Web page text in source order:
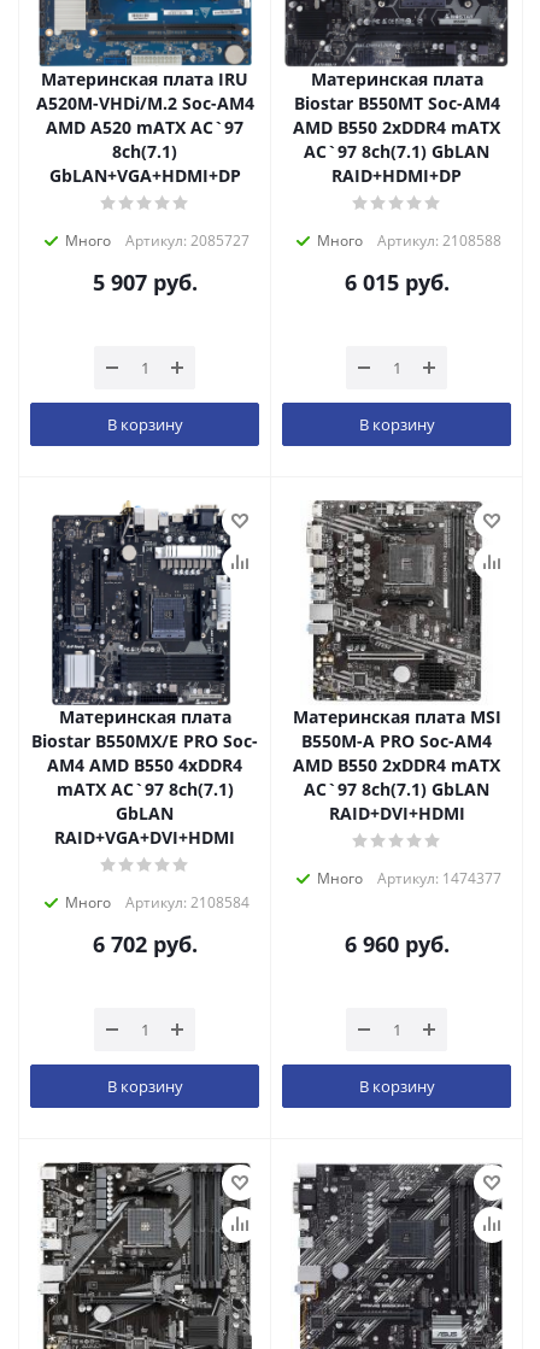
Материнская плата IRU
A520M-VHDi/M.2 Soc-AM4
AMD A520 mATX AC`97
8ch(7.1)
GbLAN+VGA+HDMI+DP
Много Артикул: 2085727
5 907руб.
В корзину
Материнская плата
Biostar B550MT Soc-AM4
AMD B550 2xDDR4 mATX
AC`97 8ch(7.1) GbLAN
RAID+HDMI+DP
Много Артикул: 2108588
6 015руб.
В корзину
Материнская плата
Biostar B550MX/E PRO Soc-
AM4 AMD B550 4xDDR4
mATX AC`97 8ch(7.1)
GbLAN
RAID+VGA+DVI+HDMI
Много Артикул: 2108584
6 702руб.
В корзину
Материнская плата MSI
B550M-A PRO Soc-AM4
AMD B550 2xDDR4 mATX
AC`97 8ch(7.1) GbLAN
RAID+DVI+HDMI
Много Артикул: 1474377
6 960руб.
В корзину